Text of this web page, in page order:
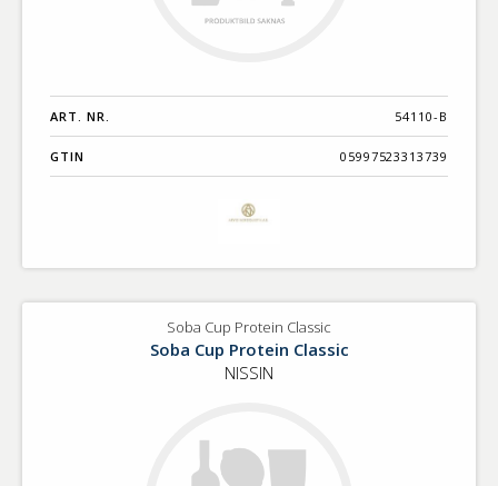
ART. NR. 54110-B
GTIN 05997523313739
Soba Cup Protein Classic
Soba Cup Protein Classic
NISSIN